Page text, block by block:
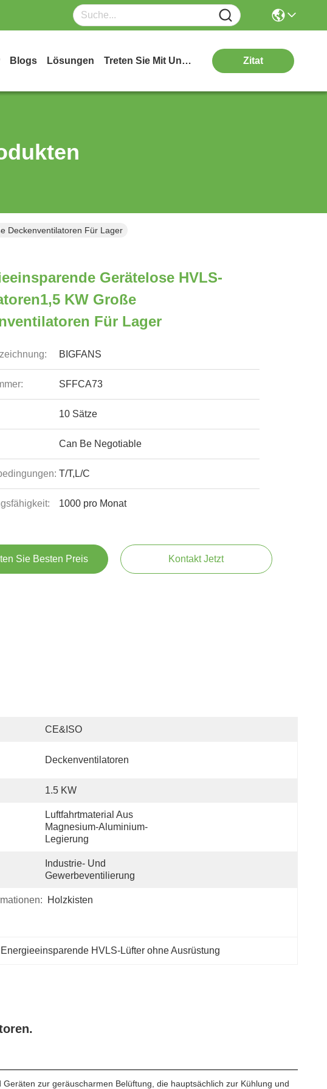
Blogs Lösungen Treten Sie Mit Uns In Verbindung Zitat
Deckenventilatoren Für Lager
Gerätelose HVLS-
KW Große
Für Lager
BIGFANS
SFFCA73
10 Sätze
Can Be Negotiable
T/T,L/C
1000 pro Monat
Sie Besten Preis Kontakt Jetzt
CE&ISO
Deckenventilatoren
1.5 KW
Luftfahrtmaterial Aus
Magnesium-Aluminium-
Legierung
Industrie- Und
Gewerbeventilierung
Holzkisten
Energieeinsparende HVLS-Lüfter ohne Ausrüstung
zur geräuscharmen Belüftung, die hauptsächlich zur Kühlung und